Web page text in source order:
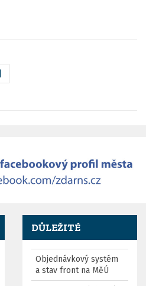
DŮLEŽITÉ
Objednávkový systém
a stav front na MěÚ